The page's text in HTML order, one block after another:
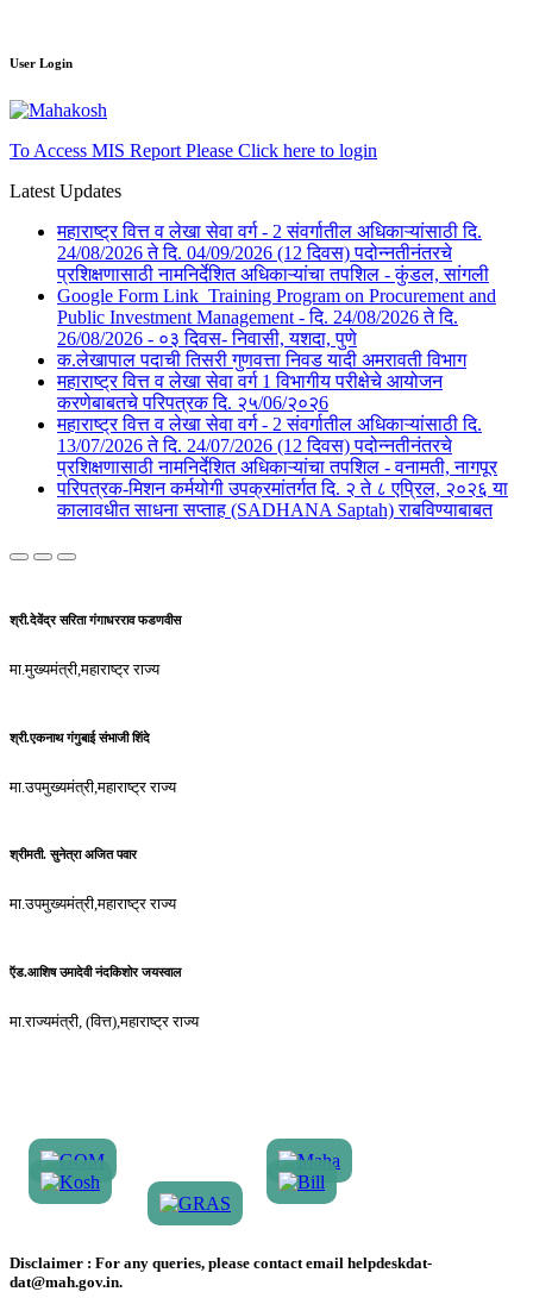
User Login
To Access MIS Report Please Click here to login
Latest Updates
महाराष्ट्र वित्त व लेखा सेवा वर्ग - 2 संवर्गातील अधिकाऱ्यांसाठी दि.
24/08/2026 ते दि. 04/09/2026 (12 दिवस) पदोन्नतीनंतरचे
प्रशिक्षणासाठी नामनिर्देशित अधिकाऱ्यांचा तपशिल - कुंडल, सांगली​​
Google Form Link_Training Program on Procurement and
Public Investment Management - दि. 24/08/2026 ते दि.
26/08/2026 - ०३ दिवस- निवासी, यशदा, पुणे​
क.लेखापाल पदाची तिसरी गुणवत्ता निवड यादी अमरावती विभाग
महाराष्ट्र वित्त व लेखा सेवा वर्ग 1 विभागीय परीक्षेचे आयोजन
करणेबाबतचे परिपत्रक दि. २५/06/२०२6
महाराष्ट्र वित्त व लेखा सेवा वर्ग - 2 संवर्गातील अधिकाऱ्यांसाठी दि.
13/07/2026 ते दि. 24/07/2026 (12 दिवस) पदोन्नतीनंतरचे
प्रशिक्षणासाठी नामनिर्देशित अधिकाऱ्यांचा तपशिल - वनामती, नागपूर
परिपत्रक-मिशन कर्मयोगी उपक्रमांतर्गत दि. २ ते ८ एप्रिल, २०२६ या
कालावधीत साधना सप्ताह (SADHANA Saptah) राबविण्याबाबत
श्री.देवेंद्र सरिता गंगाधरराव फडणवीस
मा.मुख्यमंत्री,महाराष्ट्र राज्य
श्री.एकनाथ गंगुबाई संभाजी शिंदे
मा.उपमुख्यमंत्री,महाराष्ट्र राज्य
श्रीमती. सुनेत्रा अजित पवार
मा.उपमुख्यमंत्री,महाराष्ट्र राज्य
ऍड.आशिष उमादेवी नंदकिशोर जयस्वाल
मा.राज्यमंत्री, (वित्त),महाराष्ट्र राज्य
Disclaimer : For any queries, please contact email helpdeskdat-
dat@mah.gov.in.